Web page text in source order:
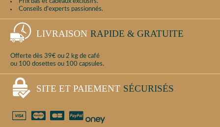
Conseils d'experts passionnés.
LIVRAISON RAPIDE & GRATUITE
Offerte dès 39€ ou 2 kg de café
ou 100 dosettes ou 100 capsules.
SITE ET PAIEMENT SÉCURISÉS